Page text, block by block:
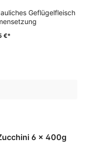
Geflügelfleisch
€*
6 x 400g